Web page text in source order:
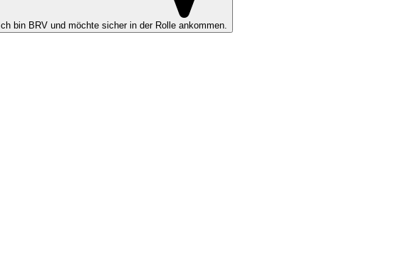
Ich bin BRV und möchte sicher in der Rolle ankommen.